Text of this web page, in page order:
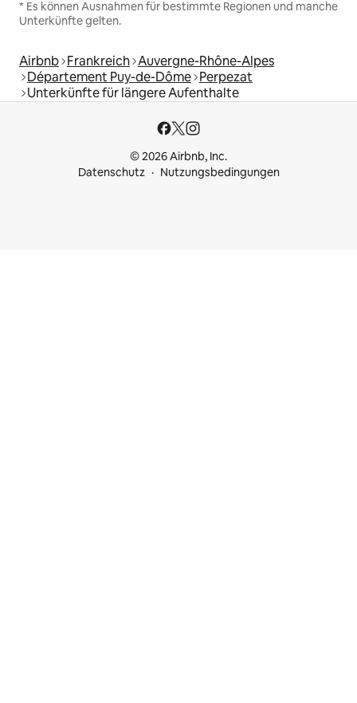
* Es können Ausnahmen für bestimmte Regionen und manche
Unterkünfte gelten.
Airbnb Frankreich Auvergne-Rhône-Alpes
Département Puy-de-Dôme Perpezat
Unterkünfte für längere Aufenthalte
© 2026 Airbnb, Inc.
Datenschutz
Nutzungsbedingungen